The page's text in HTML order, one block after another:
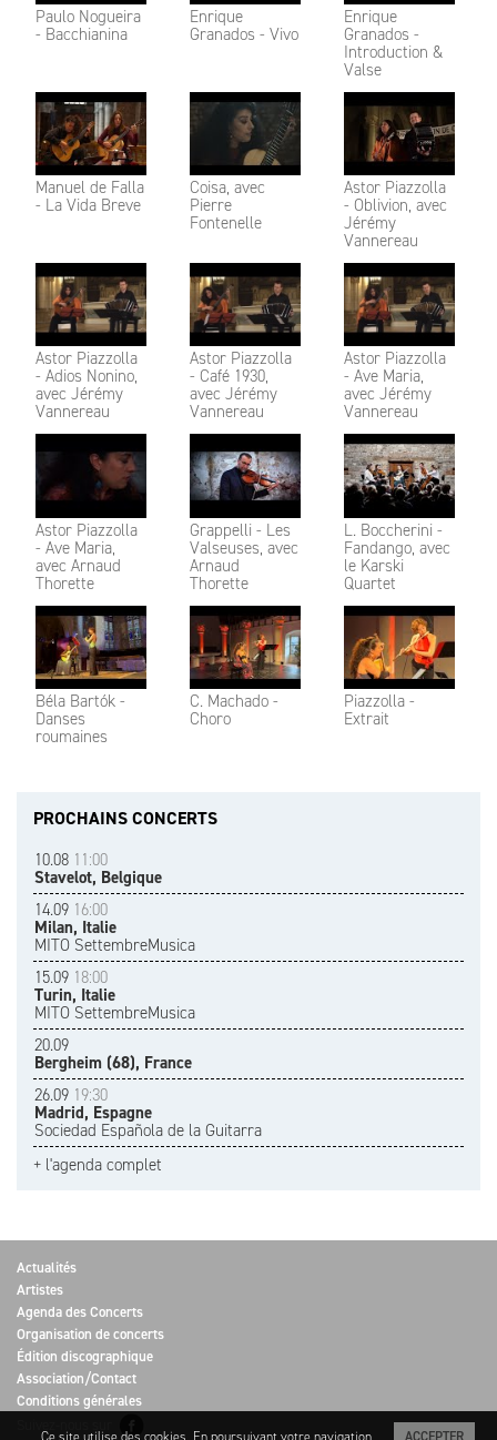
Paulo Nogueira
- Bacchianina
Enrique
Granados - Vivo
Enrique
Granados -
Introduction &
Valse
Manuel de Falla
- La Vida Breve
Coisa, avec
Pierre
Fontenelle
Astor Piazzolla
- Oblivion, avec
Jérémy
Vannereau
Astor Piazzolla
- Adios Nonino,
avec Jérémy
Vannereau
Astor Piazzolla
- Café 1930,
avec Jérémy
Vannereau
Astor Piazzolla
- Ave Maria,
avec Jérémy
Vannereau
Astor Piazzolla
- Ave Maria,
avec Arnaud
Thorette
Grappelli - Les
Valseuses, avec
Arnaud
Thorette
L. Boccherini -
Fandango, avec
le Karski
Quartet
Béla Bartók -
Danses
roumaines
C. Machado -
Choro
Piazzolla -
Extrait
PROCHAINS CONCERTS
10.08 11:00
Stavelot, Belgique
14.09 16:00
Milan, Italie
MITO SettembreMusica
15.09 18:00
Turin, Italie
MITO SettembreMusica
20.09
Bergheim (68), France
26.09 19:30
Madrid, Espagne
Sociedad Española de la Guitarra
+ l'agenda complet
Actualités
Artistes
Agenda des Concerts
Organisation de concerts
Édition discographique
Association/Contact
Conditions générales